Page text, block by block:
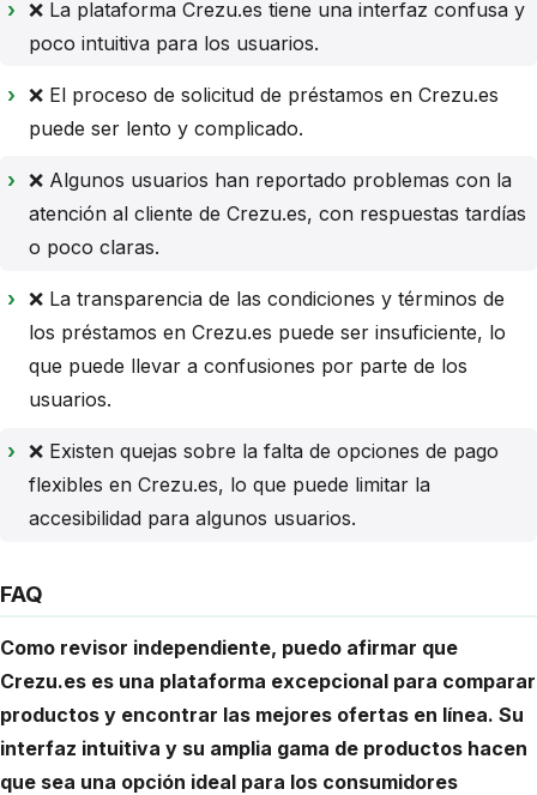
❌ La plataforma Crezu.es tiene una interfaz confusa y
poco intuitiva para los usuarios.
❌ El proceso de solicitud de préstamos en Crezu.es
puede ser lento y complicado.
❌ Algunos usuarios han reportado problemas con la
atención al cliente de Crezu.es, con respuestas tardías
o poco claras.
❌ La transparencia de las condiciones y términos de
los préstamos en Crezu.es puede ser insuficiente, lo
que puede llevar a confusiones por parte de los
usuarios.
❌ Existen quejas sobre la falta de opciones de pago
flexibles en Crezu.es, lo que puede limitar la
accesibilidad para algunos usuarios.
FAQ
Como revisor independiente, puedo afirmar que
Crezu.es es una plataforma excepcional para comparar
productos y encontrar las mejores ofertas en línea. Su
interfaz intuitiva y su amplia gama de productos hacen
que sea una opción ideal para los consumidores